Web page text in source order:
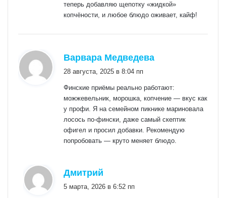
теперь добавляю щепотку «жидкой»
копчёности, и любое блюдо оживает, кайф!
Варвара Медведева
28 августа, 2025 в 8:04 пп
Финские приёмы реально работают:
можжевельник, морошка, копчение — вкус как
у профи. Я на семейном пикнике мариновала
лосось по‑фински, даже самый скептик
офигел и просил добавки. Рекомендую
попробовать — круто меняет блюдо.
Дмитрий
5 марта, 2026 в 6:52 пп